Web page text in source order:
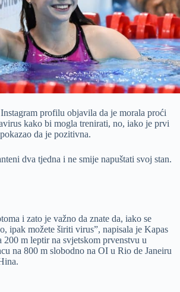
profilu objavila da je morala proći
kako bi mogla trenirati, no, iako je prvi
da je pozitivna.
dva tjedna i ne smije napuštati svoj stan.
i zato je važno da znate da, iako se
ipak možete širiti virus”, napisala je Kapas
m leptir na svjetskom prvenstvu u
na 800 m slobodno na OI u Rio de Janeiru